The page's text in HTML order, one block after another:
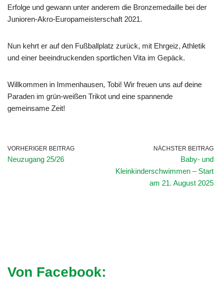
Erfolge und gewann unter anderem die Bronzemedaille bei der
Junioren-Akro-Europameisterschaft 2021.
Nun kehrt er auf den Fußballplatz zurück, mit Ehrgeiz, Athletik
und einer beeindruckenden sportlichen Vita im Gepäck.
Willkommen in Immenhausen, Tobi! Wir freuen uns auf deine
Paraden im grün-weißen Trikot und eine spannende
gemeinsame Zeit!
VORHERIGER BEITRAG
Neuzugang 25/26
NÄCHSTER BEITRAG
Baby- und
Kleinkinderschwimmen – Start
am 21. August 2025
Von Facebook: